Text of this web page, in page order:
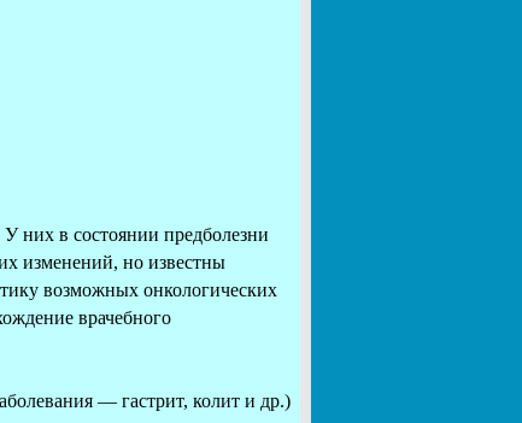
них в состоянии предболезни
изменений, но известны
возможных онкологических
врачебного
— гастрит, колит и др.)